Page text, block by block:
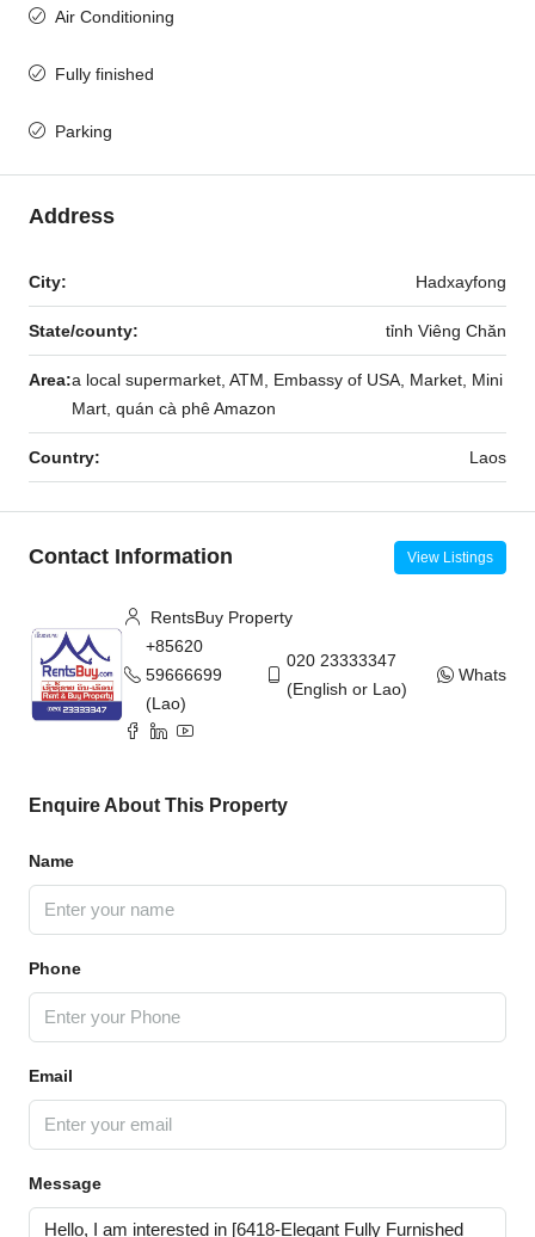
Air Conditioning
Fully finished
Parking
Address
City: Hadxayfong
State/county: tỉnh Viêng Chăn
Area:a local supermarket, ATM, Embassy of USA, Market, Mini
Mart, quán cà phê Amazon
Country: Laos
Contact Information View Listings
RentsBuy Property
+85620
59666699
(Lao)
020 23333347
(English or Lao)
WhatsApp
Enquire About This Property
Name
Phone
Email
Message